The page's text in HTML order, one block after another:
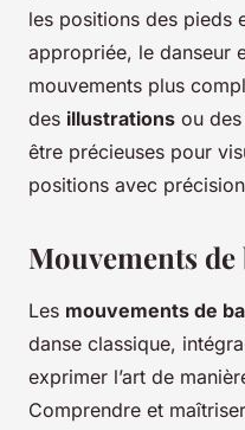
les positions des pieds
appropriée, le danseur
mouvements plus
des illustrations ou
être précieuses pour
positions avec
Mouvements
Les mouvements de
danse classique,
exprimer l’art de
Comprendre et